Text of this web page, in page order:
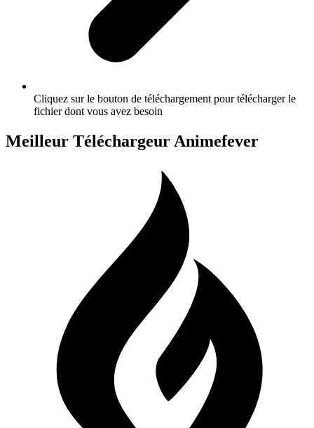
Cliquez sur le bouton de téléchargement pour télécharger le
fichier dont vous avez besoin
Meilleur Téléchargeur Animefever